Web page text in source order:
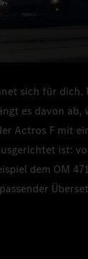
Autobahn
sich für dich.
es davon
Actros F mit
ist:
dem OM